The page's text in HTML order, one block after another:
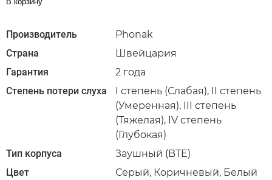
Производитель
Phonak
Страна
Швейцария
Гарантия
2 года
Степень потери слуха
I степень (Слабая), II степень
(Умеренная), III степень
(Тяжелая), IV степень
(Глубокая)
Тип корпуса
Заушный (BTE)
Цвет
Серый, Коричневый, Белый